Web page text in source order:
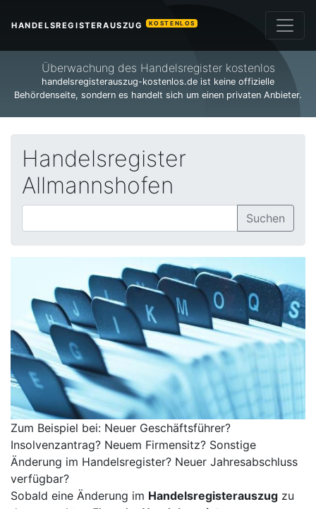
HANDELSREGISTERAUSZUG KOSTENLOS
Überwachung des Handelsregister kostenlos
handelsregisterauszug-kostenlos.de ist keine offizielle
Behördenseite, sondern es handelt sich um einen privaten Anbieter.
Handelsregister
Allmannshofen
Suchen
Zum Beispiel bei: Neuer Geschäftsführer?
Insolvenzantrag? Neuem Firmensitz? Sonstige
Änderung im Handelsregister? Neuer Jahresabschluss
verfügbar?
Sobald eine Änderung im Handelsregisterauszug zu